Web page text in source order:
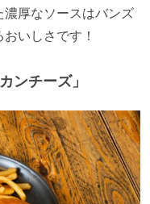
厚なソースはバンズ
いしさです！
ンチーズ」